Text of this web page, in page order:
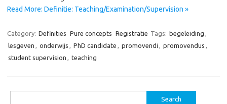
Read More: Definitie: Teaching/Examination/Supervision »
Category: Definities Pure concepts Registratie Tags: begeleiding ,
lesgeven , onderwijs , PhD candidate , promovendi , promovendus ,
student supervision , teaching